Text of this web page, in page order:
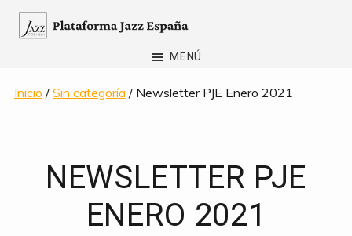
Saltar
España
MENÚ
Inicio / Sin categoría / Newsletter PJE Enero 2021
NEWSLETTER PJE
ENERO 2021